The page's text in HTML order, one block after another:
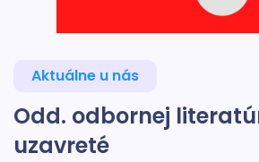
Aktuálne u nás
Odd. odbornej
uzavreté